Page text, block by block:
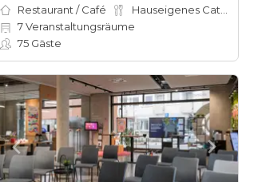
Restaurant / Café
7Veranstaltungsräume
75 Gäste